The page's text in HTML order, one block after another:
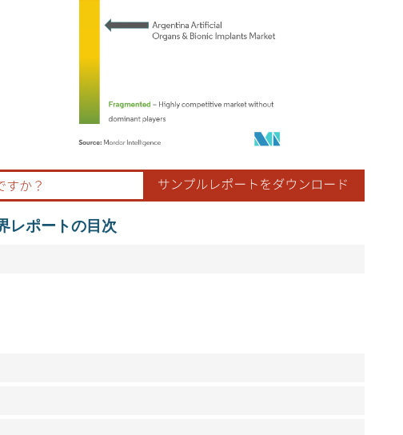
画像 © Mordor Intelligence。再利用にはCC BY 4.0の表示が必要です。
レポートの目次